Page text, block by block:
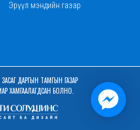
Эрүүл мэндийн газар
ДАРГЫН ТАМГЫН ГАЗАР
ХАМГААЛАГДСАН БОЛНО.